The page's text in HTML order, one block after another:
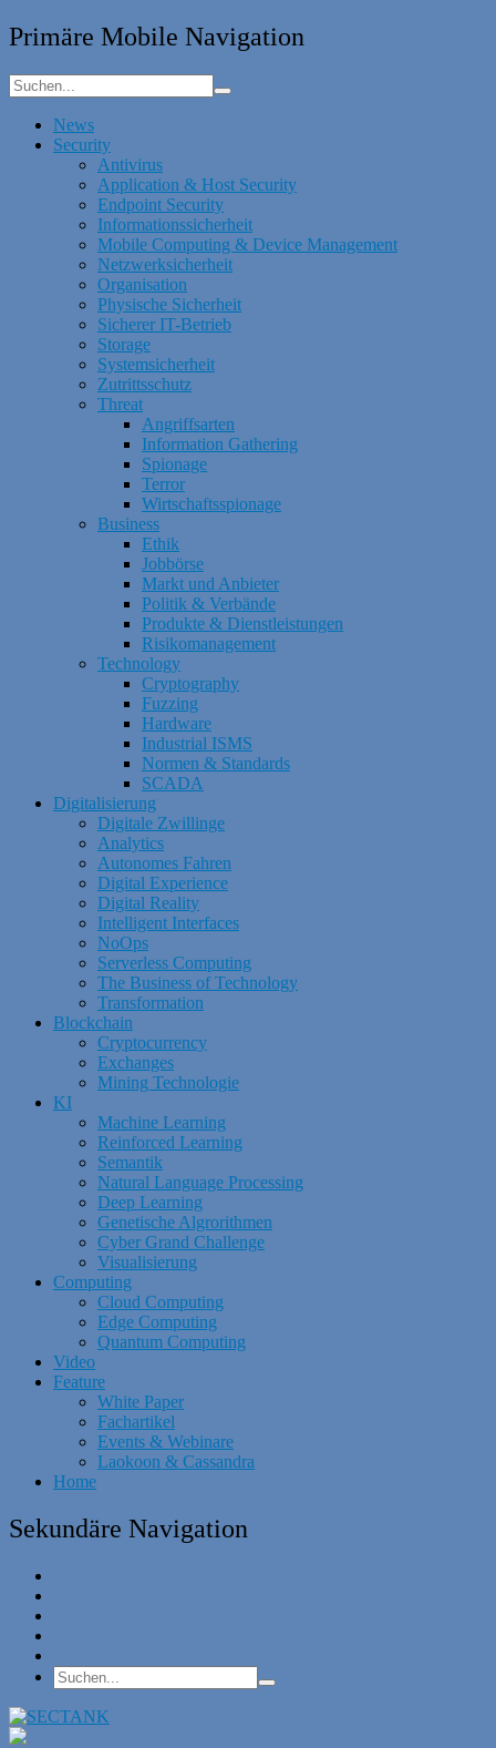
Primäre Mobile Navigation
News
Security
Antivirus
Application & Host Security
Endpoint Security
Informationssicherheit
Mobile Computing & Device Management
Netzwerksicherheit
Organisation
Physische Sicherheit
Sicherer IT-Betrieb
Storage
Systemsicherheit
Zutrittsschutz
Threat
Angriffsarten
Information Gathering
Spionage
Terror
Wirtschaftsspionage
Business
Ethik
Jobbörse
Markt und Anbieter
Politik & Verbände
Produkte & Dienstleistungen
Risikomanagement
Technology
Cryptography
Fuzzing
Hardware
Industrial ISMS
Normen & Standards
SCADA
Digitalisierung
Digitale Zwillinge
Analytics
Autonomes Fahren
Digital Experience
Digital Reality
Intelligent Interfaces
NoOps
Serverless Computing
The Business of Technology
Transformation
Blockchain
Cryptocurrency
Exchanges
Mining Technologie
KI
Machine Learning
Reinforced Learning
Semantik
Natural Language Processing
Deep Learning
Genetische Algrorithmen
Cyber Grand Challenge
Visualisierung
Computing
Cloud Computing
Edge Computing
Quantum Computing
Video
Feature
White Paper
Fachartikel
Events & Webinare
Laokoon & Cassandra
Home
Sekundäre Navigation